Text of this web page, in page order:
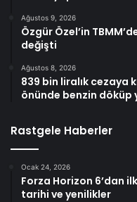
Ağustos 9, 2026
Özgür Özel’in
değişti
Ağustos 8, 2026
839 bin liralık cezaya
önünde benzin döküp
Rastgele Haberler
Ocak 24, 2026
Forza Horizon 6’dan
tarihi ve yenilikler